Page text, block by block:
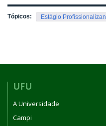
Tópicos: Estágio
UFU
A Universidade
Campi